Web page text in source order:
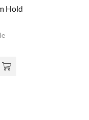
Hold